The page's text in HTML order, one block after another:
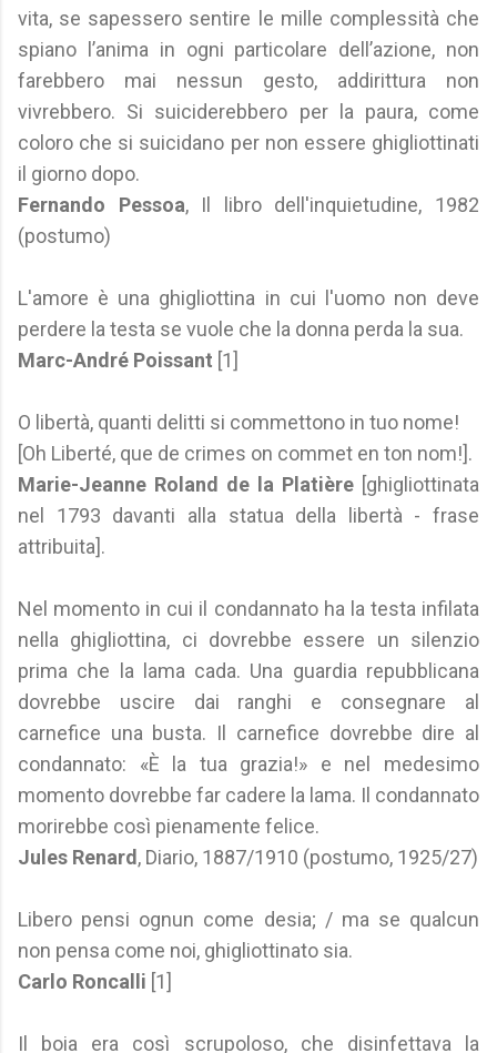
vita, se sapessero sentire le mille complessità che
spiano l’anima in ogni particolare dell’azione, non
farebbero mai nessun gesto, addirittura non
vivrebbero. Si suiciderebbero per la paura, come
coloro che si suicidano per non essere ghigliottinati
il giorno dopo.
Fernando Pessoa, Il libro dell'inquietudine, 1982
(postumo)
L'amore è una ghigliottina in cui l'uomo non deve
perdere la testa se vuole che la donna perda la sua.
Marc-André Poissant [1]
O libertà, quanti delitti si commettono in tuo nome!
[Oh Liberté, que de crimes on commet en ton nom!].
Marie-Jeanne Roland de la Platière [ghigliottinata
nel 1793 davanti alla statua della libertà - frase
attribuita].
Nel momento in cui il condannato ha la testa infilata
nella ghigliottina, ci dovrebbe essere un silenzio
prima che la lama cada. Una guardia repubblicana
dovrebbe uscire dai ranghi e consegnare al
carnefice una busta. Il carnefice dovrebbe dire al
condannato: «È la tua grazia!» e nel medesimo
momento dovrebbe far cadere la lama. Il condannato
morirebbe così pienamente felice.
Jules Renard , Diario, 1887/1910 (postumo, 1925/27)
Libero pensi ognun come desia; / ma se qualcun
non pensa come noi, ghigliottinato sia.
Carlo Roncalli [1]
Il boia era così scrupoloso, che disinfettava la